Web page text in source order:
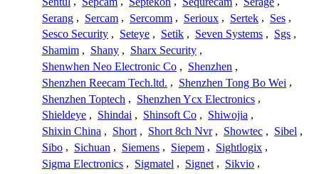
Serang , Sercam , Sercomm , Serioux , Sertek , Ses ,
Sesco Security , Seteye , Setik , Seven Systems , Sgs ,
Shamim , Shany , Sharx Security ,
Shenwhen Neo Electronic Co , Shenzhen ,
Shenzhen Reecam Tech.ltd. , Shenzhen Tong Bo Wei ,
Shenzhen Toptech , Shenzhen Ycx Electronics ,
Shieldeye , Shindai , Shinsoft Co , Shiwojia ,
Shixin China , Short , Short 8ch Nvr , Showtec , Sibel ,
Sibo , Sichuan , Siemens , Siepem , Sightlogix ,
Sigma Electronics , Sigmatel , Signet , Sikvio ,